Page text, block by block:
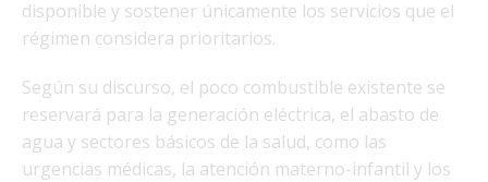
disponible y sostener únicamente los servicios que el
régimen considera prioritarios.
Según su discurso, el poco combustible existente se
reservará para la generación eléctrica, el abasto de
agua y sectores básicos de la salud, como las
urgencias médicas, la atención materno-infantil y los